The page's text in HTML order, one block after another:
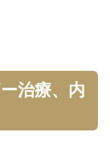
治療、内